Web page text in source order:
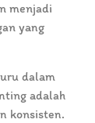
menjadi
yang
dalam
adalah
konsisten.